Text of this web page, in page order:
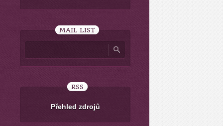
MAIL LIST
RSS
Přehled zdrojů